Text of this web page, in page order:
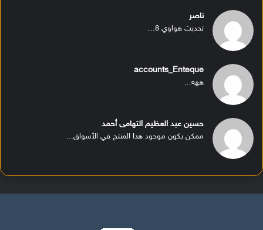
ناصر
تحديث هواوي 8...
accounts_Enteque
ههه...
حسين عبد العظيم التهامى أحمد
ممكن يكون موجود هذا المنتج في الأسواق...